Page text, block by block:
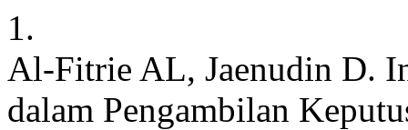
1.
Al-Fitrie AL, Jaenudin D.
dalam Pengambilan